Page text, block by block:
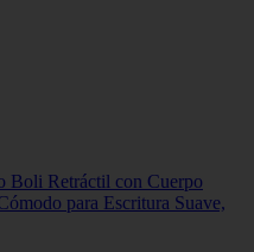
Boli Retráctil con Cuerpo
para Escritura Suave,